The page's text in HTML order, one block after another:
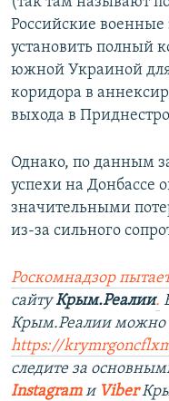
Российские
установить полный
южной Украиной для
коридора в
выхода в
Однако, по данным
успехи на Донбассе
значительными
из-за сильного
Роскомнадзор
сайтуКрым.Реалии.
Крым.Реалии
https://
следите за
Instagram и Viber